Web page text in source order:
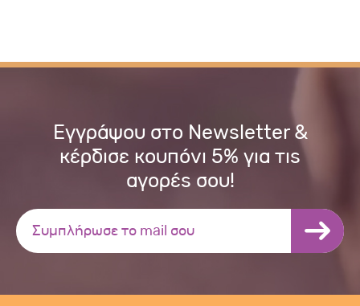
Εγγράψου στο Newsletter &
κέρδισε κουπόνι 5% για τις
αγορές σου!